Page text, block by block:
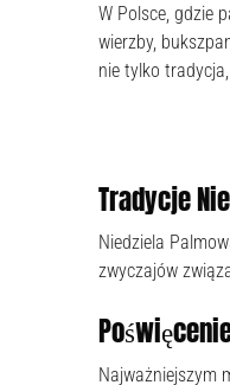
W Polsce, gdzie
wierzby,
nie tylko
Tradycje
Niedziela
zwyczajów
Najważniejszym